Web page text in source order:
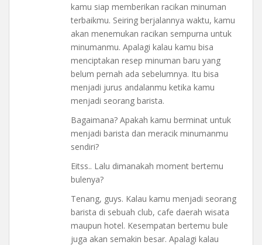
kamu siap memberikan racikan minuman
terbaikmu. Seiring berjalannya waktu, kamu
akan menemukan racikan sempurna untuk
minumanmu. Apalagi kalau kamu bisa
menciptakan resep minuman baru yang
belum pernah ada sebelumnya. Itu bisa
menjadi jurus andalanmu ketika kamu
menjadi seorang barista.
Bagaimana? Apakah kamu berminat untuk
menjadi barista dan meracik minumanmu
sendiri?
Eitss.. Lalu dimanakah moment bertemu
bulenya?
Tenang, guys. Kalau kamu menjadi seorang
barista di sebuah club, cafe daerah wisata
maupun hotel. Kesempatan bertemu bule
juga akan semakin besar. Apalagi kalau